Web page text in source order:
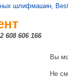
шлифмашин,
2 608 606 166
Вы
Не